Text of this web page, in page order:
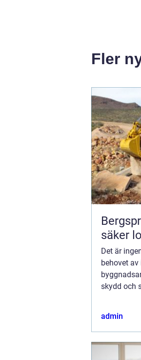
Fler
säker
Det är
behovet
skydd och
admin